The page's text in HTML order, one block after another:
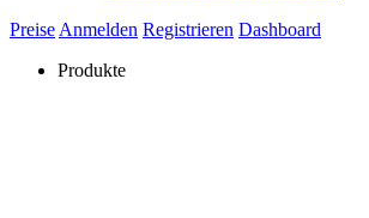
Preise Anmelden Registrieren Dashboard
Produkte